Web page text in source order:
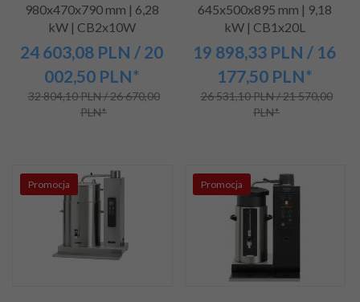
980x470x790 mm | 6,28
kW | CB2x10W
24 603,08 PLN / 20
002,50 PLN*
32 804,10 PLN / 26 670,00
PLN*
645x500x895 mm | 9,18
kW | CB1x20L
19 898,33 PLN / 16
177,50 PLN*
26 531,10 PLN / 21 570,00
PLN*
Promocja Promocja